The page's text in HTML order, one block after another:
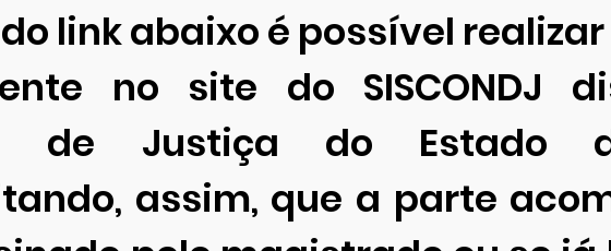
link abaixo é possível
no site do SISCONDJ
de Justiça do Estado
assim, que a parte